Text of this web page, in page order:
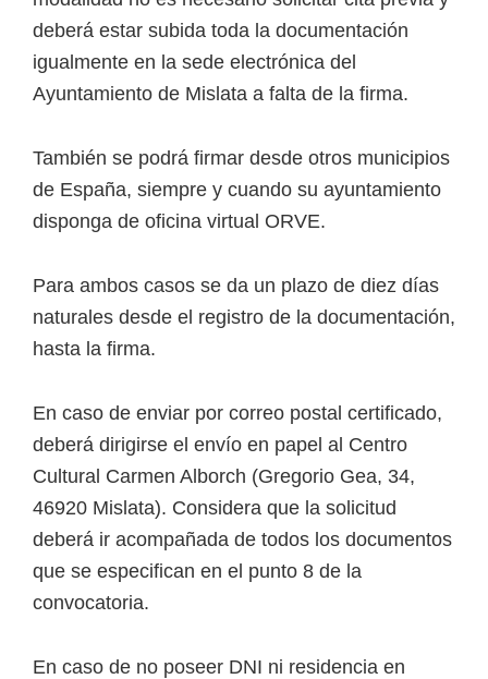
deberá estar subida toda la documentación
igualmente en la sede electrónica del
Ayuntamiento de Mislata a falta de la firma.
También se podrá firmar desde otros municipios
de España, siempre y cuando su ayuntamiento
disponga de oficina virtual ORVE.
Para ambos casos se da un plazo de diez días
naturales desde el registro de la documentación,
hasta la firma.
En caso de enviar por correo postal certificado,
deberá dirigirse el envío en papel al Centro
Cultural Carmen Alborch (Gregorio Gea, 34,
46920 Mislata). Considera que la solicitud
deberá ir acompañada de todos los documentos
que se especifican en el punto 8 de la
convocatoria.
En caso de no poseer DNI ni residencia en